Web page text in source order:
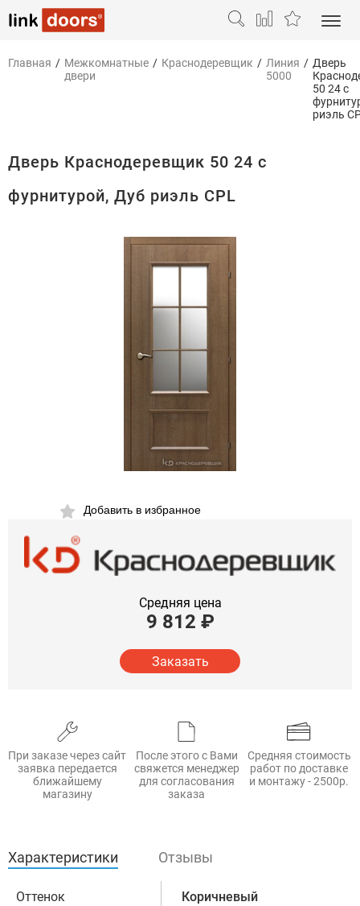
Главная / Межкомнатные
двери
/ Краснодеревщик / Линия
5000
/ Дверь
50 24 с
риэль
Дверь Краснодеревщик 50 24 с
фурнитурой, Дуб риэль CPL
Добавить в избранное
Средняя цена
9 812 ₽
Заказать
При заказе через сайт
заявка передается
ближайшему
магазину
После этого с Вами
свяжется менеджер
для согласования
заказа
Средняя стоимость
работ по доставке
и монтажу - 2500р.
Характеристики Отзывы
Оттенок Коричневый